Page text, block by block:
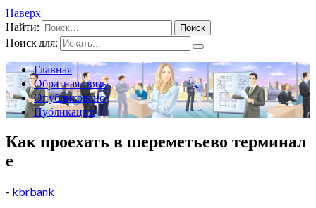
Наверх
Найти:
Поиск для:
Главная
Обратная связь
Опубликовано
Публикации
Как проехать в шереметьево терминал
е
- kbrbank